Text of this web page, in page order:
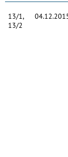
13/1,
13/2